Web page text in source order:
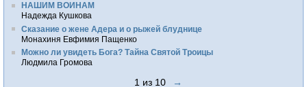
НАШИМ ВОИНАМ
Надежда Кушкова
Сказание о жене Адера и о рыжей блуднице
Монахиня Евфимия Пащенко
Можно ли увидеть Бога? Тайна Святой Троицы
Людмила Громова
1 из 10 →